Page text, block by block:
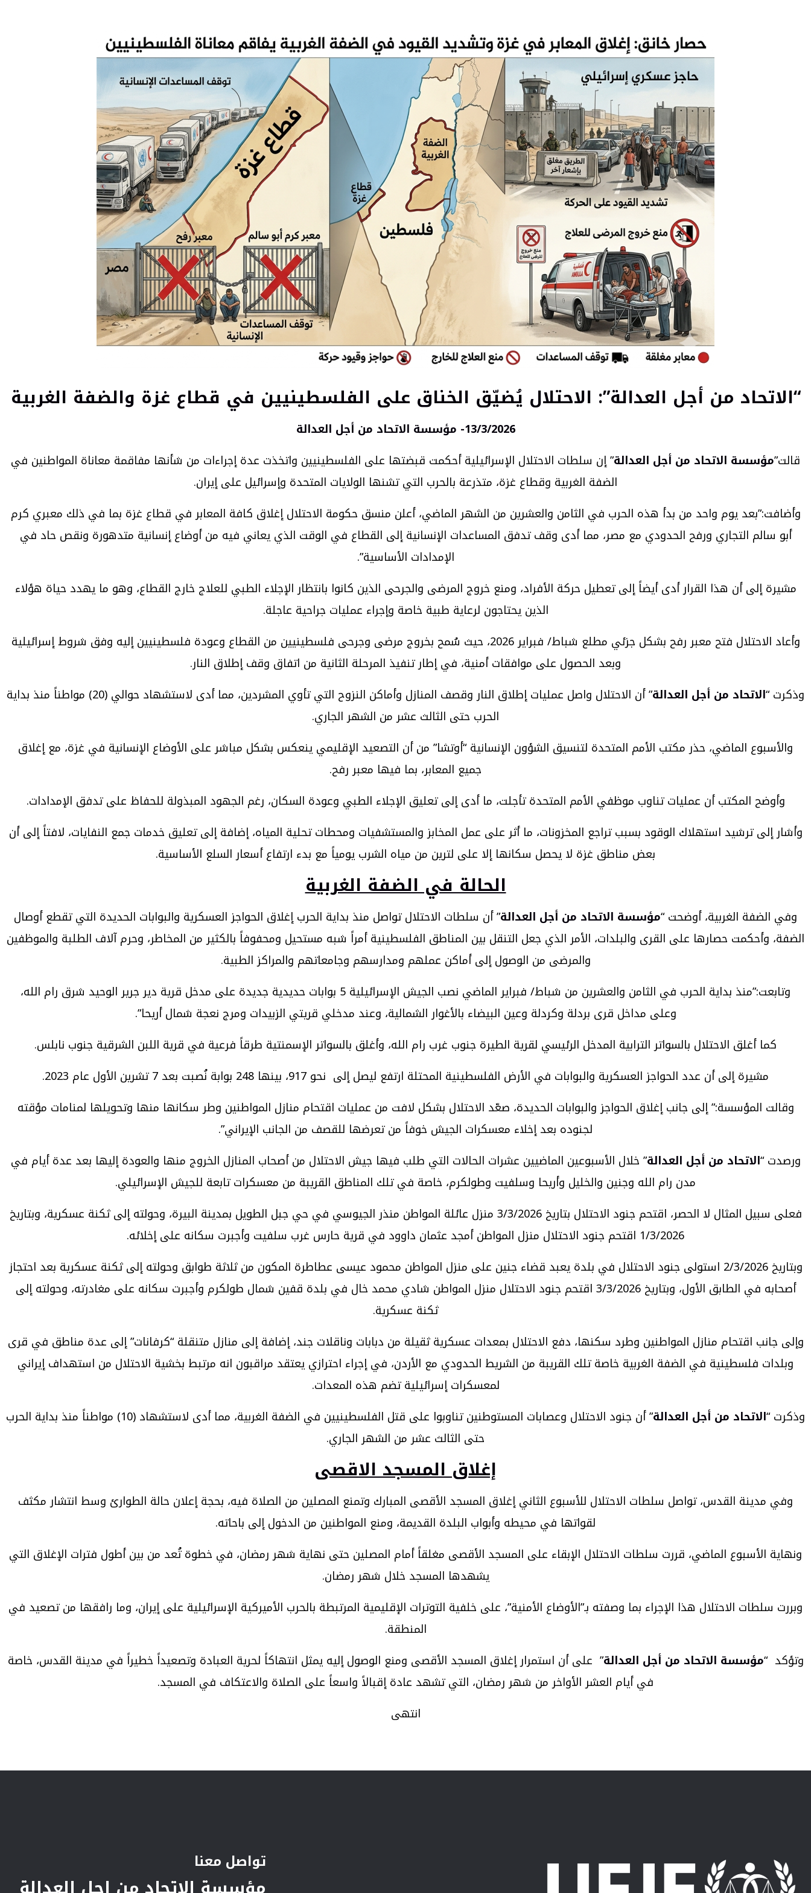
“الاتحاد من أجل العدالة”: الاحتلال يُضيّق الخناق على الفلسطينيين في قطاع غزة والضفة الغربية
13/3/2026- مؤسسة الاتحاد من أجل العدالة
قالت”مؤسسة الاتحاد من أجل العدالة” إن سلطات الاحتلال الإسرائيلية أحكمت قبضتها على الفلسطينيين واتخذت عدة إجراءات من شأنها مفاقمة معاناة المواطنين في
الضفة الغربية وقطاع غزة، متذرعة بالحرب التي تشنها الولايات المتحدة وإسرائيل على إيران.
وأضافت:”بعد يوم واحد من بدأ هذه الحرب في الثامن والعشرين من الشهر الماضي، أعلن منسق حكومة الاحتلال إغلاق كافة المعابر في قطاع غزة بما في ذلك معبري كرم
أبو سالم التجاري ورفح الحدودي مع مصر، مما أدى وقف تدفق المساعدات الإنسانية إلى القطاع في الوقت الذي يعاني فيه من أوضاع إنسانية متدهورة ونقص حاد في
الإمدادات الأساسية”.
مشيرة إلى أن هذا القرار أدى أيضاً إلى تعطيل حركة الأفراد، ومنع خروج المرضى والجرحى الذين كانوا بانتظار الإجلاء الطبي للعلاج خارج القطاع، وهو ما يهدد حياة هؤلاء
الذين يحتاجون لرعاية طبية خاصة وإجراء عمليات جراحية عاجلة.
وأعاد الاحتلال فتح معبر رفح بشكل جزئي مطلع شباط/ فبراير 2026، حيث سُمح بخروج مرضى وجرحى فلسطينيين من القطاع وعودة فلسطينيين إليه وفق شروط إسرائيلية
وبعد الحصول على موافقات أمنية، في إطار تنفيذ المرحلة الثانية من اتفاق وقف إطلاق النار.
وذكرت “الاتحاد من أجل العدالة
” أن الاحتلال واصل عمليات إطلاق النار وقصف المنازل وأماكن النزوح التي تأوي المشردين، مما أدى لاستشهاد حوالي (20) مواطناً منذ بداية
الحرب حتى الثالث عشر من الشهر الجاري.
والأسبوع الماضي، حذر مكتب الأمم المتحدة لتنسيق الشؤون الإنسانية “أوتشا” من أن التصعيد الإقليمي ينعكس بشكل مباشر على الأوضاع الإنسانية في غزة، مع إغلاق
جميع المعابر، بما فيها معبر رفح.
وأوضح المكتب أن عمليات تناوب موظفي الأمم المتحدة تأجلت، ما أدى إلى تعليق الإجلاء الطبي وعودة السكان، رغم الجهود المبذولة للحفاظ على تدفق الإمدادات.
وأشار إلى ترشيد استهلاك الوقود بسبب تراجع المخزونات، ما أثر على عمل المخابز والمستشفيات ومحطات تحلية المياه، إضافة إلى تعليق خدمات جمع النفايات، لافتاً إلى أن
بعض مناطق غزة لا يحصل سكانها إلا على لترين من مياه الشرب يومياً مع بدء ارتفاع أسعار السلع الأساسية.
الحالة في الضفة الغربية
وفي الضفة الغربية، أوضحت “مؤسسة الاتحاد من أجل العدالة” أن سلطات الاحتلال تواصل منذ بداية الحرب إغلاق الحواجز العسكرية والبوابات الحديدة التي تقطع أوصال
الضفة، وأحكمت حصارها على القرى والبلدات، الأمر الذي جعل التنقل بين المناطق الفلسطينية أمراً شبه مستحيل ومحفوفاً بالكثير من المخاطر، وحرم آلاف الطلبة والموظفين
والمرضى من الوصول إلى أماكن عملهم ومدارسهم وجامعاتهم والمراكز الطبية.
وتابعت:”منذ بداية الحرب في الثامن والعشرين من شباط/ فبراير الماضي نصب الجيش الإسرائيلية 5 بوابات حديدية جديدة على مدخل قرية دير جرير الوحيد شرق رام الله،
وعلى مداخل قرى بردلة وكردلة وعين البيضاء بالأغوار الشمالية، وعند مدخلي قريتي الزبيدات ومرج نعجة شمال أريحا”.
كما أغلق الاحتلال بالسواتر الترابية المدخل الرئيسي لقرية الطيرة جنوب غرب رام الله، وأغلق بالسواتر الإسمنتية طرقاً فرعية في قرية اللبن الشرقية جنوب نابلس.
مشيرة إلى أن عدد الحواجز العسكرية والبوابات في الأرض الفلسطينية المحتلة ارتفع ليصل إلى نحو 917، بينها 248 بوابة نُصبت بعد 7 تشرين الأول عام 2023.
وقالت المؤسسة:” إلى جانب إغلاق الحواجز والبوابات الحديدة، صعّد الاحتلال بشكل لافت من عمليات اقتحام منازل المواطنين وطر سكانها منها وتحويلها لمنامات مؤقته
لجنوده بعد إخلاء معسكرات الجيش خوفاً من تعرضها للقصف من الجانب الإيراني”.
ورصدت “الاتحاد من أجل العدالة” خلال الأسبوعين الماضيين عشرات الحالات التي طلب فيها جيش الاحتلال من أصحاب المنازل الخروج منها والعودة إليها بعد عدة أيام في
مدن رام الله وجنين والخليل وأريحا وسلفيت وطولكرم، خاصة في تلك المناطق القريبة من معسكرات تابعة للجيش الإسرائيلي.
فعلى سبيل المثال لا الحصر، اقتحم جنود الاحتلال بتاريخ 3/3/2026 منزل عائلة المواطن منذر الجيوسي في حي جبل الطويل بمدينة البيرة، وحولته إلى ثكنة عسكرية، وبتاريخ
1/3/2026 اقتحم جنود الاحتلال منزل المواطن أمجد عثمان داوود في قرية حارس غرب سلفيت وأجبرت سكانه على إخلائه.
وبتاريخ 2/3/2026 استولى جنود الاحتلال في بلدة يعبد قضاء جنين على منزل المواطن محمود عيسى عطاطرة المكون من ثلاثة طوابق وحولته إلى ثكنة عسكرية بعد احتجاز
أصحابه في الطابق الأول، وبتاريخ 3/3/2026 اقتحم جنود الاحتلال منزل المواطن شادي محمد خال في بلدة قفين شمال طولكرم وأجبرت سكانه على مغادرته، وحولته إلى
ثكنة عسكرية.
وإلى جانب اقتحام منازل المواطنين وطرد سكنها، دفع الاحتلال بمعدات عسكرية ثقيلة من دبابات وناقلات جند، إضافة إلى منازل متنقلة “كرفانات” إلى عدة مناطق في قرى
وبلدات فلسطينية في الضفة الغربية خاصة تلك القريبة من الشريط الحدودي مع الأردن، في إجراء احترازي يعتقد مراقبون انه مرتبط بخشية الاحتلال من استهداف إيراني
لمعسكرات إسرائيلية تضم هذه المعدات.
وذكرت “الاتحاد من أجل العدالة
” أن جنود الاحتلال وعصابات المستوطنين تناوبوا على قتل الفلسطينيين في الضفة الغربية، مما أدى لاستشهاد (10) مواطناً منذ بداية الحرب
حتى الثالث عشر من الشهر الجاري.
إغلاق المسجد الاقصى
وفي مدينة القدس، تواصل سلطات الاحتلال للأسبوع الثاني إغلاق المسجد الأقصى المبارك وتمنع المصلين من الصلاة فيه، بحجة إعلان حالة الطوارئ وسط انتشار مكثف
لقواتها في محيطه وأبواب البلدة القديمة، ومنع المواطنين من الدخول إلى باحاته.
ونهاية الأسبوع الماضي، قررت سلطات الاحتلال الإبقاء على المسجد الأقصى مغلقاً أمام المصلين حتى نهاية شهر رمضان، في خطوة تُعد من بين أطول فترات الإغلاق التي
يشهدها المسجد خلال شهر رمضان.
وبررت سلطات الاحتلال هذا الإجراء بما وصفته بـ”الأوضاع الأمنية”، على خلفية التوترات الإقليمية المرتبطة بالحرب الأميركية الإسرائيلية على إيران، وما رافقها من تصعيد في
المنطقة.
وتؤكد “مؤسسة الاتحاد من أجل العدالة” على أن استمرار إغلاق المسجد الأقصى ومنع الوصول إليه يمثل انتهاكاً لحرية العبادة وتصعيداً خطيراً في مدينة القدس، خاصة
في أيام العشر الأواخر من شهر رمضان، التي تشهد عادة إقبالاً واسعاً على الصلاة والاعتكاف في المسجد.
انتهى
تواصل معنا